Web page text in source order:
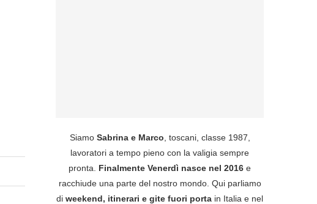
Siamo Sabrina e Marco , toscani, classe 1987,
lavoratori a tempo pieno con la valigia sempre
pronta. Finalmente Venerdì nasce nel 2016 e
racchiude una parte del nostro mondo. Qui parliamo
di weekend, itinerari e gite fuori porta in Italia e nel